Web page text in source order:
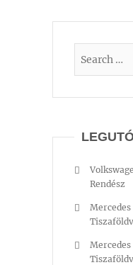
Rendész
Mercedes
Mercedes